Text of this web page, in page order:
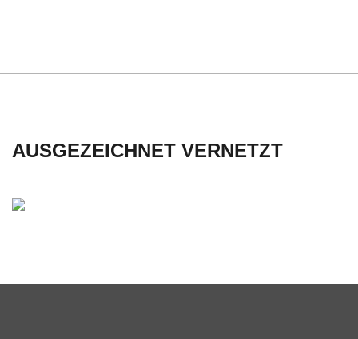
H
L
E
AUSGEZEICHNET VERNETZT